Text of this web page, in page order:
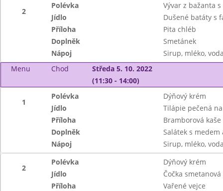
2
Polévka
Vývar z bažanta
Jídlo
Dušené batáty s
Příloha
Pita chléb
Doplněk
Smetánek
Nápoj
Sirup, mléko,
Menu
Chod
Středa 5. 10. 2022
(11:30 - 14:00)
1
Polévka
Dýňový krém
Jídlo
Tilápie pečená
Příloha
Bramborová kaše
Doplněk
Salátek s medem
Nápoj
Sirup, mléko,
2
Polévka
Dýňový krém
Jídlo
Čočka smetanová
Příloha
Vařené vejce